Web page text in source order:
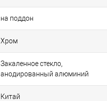
на поддон
Хром
Закаленное стекло,
анодированный алюминий
Китай